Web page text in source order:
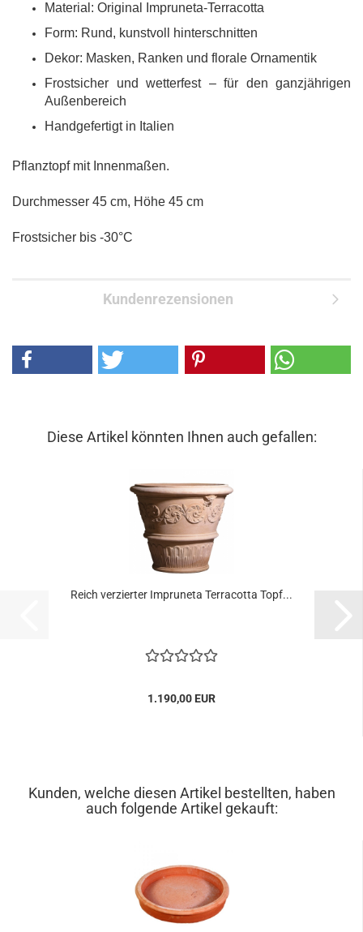
Material: Original Impruneta-Terracotta
Form: Rund, kunstvoll hinterschnitten
Dekor: Masken, Ranken und florale Ornamentik
Frostsicher und wetterfest – für den ganzjährigen
Außenbereich
Handgefertigt in Italien
Pflanztopf mit Innenmaßen.
Durchmesser 45 cm, Höhe 45 cm
​Frostsicher bis -30°C
Kundenrezensionen
Diese Artikel könnten Ihnen auch gefallen:
Reich verzierter Impruneta Terracotta Topf...
1.190,00 EUR
Kunden, welche diesen Artikel bestellten, haben
auch folgende Artikel gekauft: